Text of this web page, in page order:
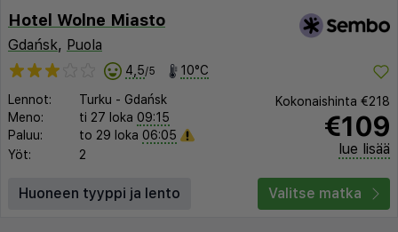
Hotel Wolne Miasto
Gdańsk, Puola
4,5/5 10°C
Lennot: Turku - Gdańsk
Meno:
ti 27 loka 09:15
Paluu:
to 29 loka 06:05
Yöt:
2
Kokonaishinta €218
€109
lue lisää
Huoneen tyyppi ja lento Valitse matka